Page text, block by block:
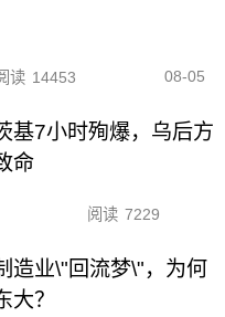
读 14453 08-05
基7小时殉爆，乌后方
命
阅读 7229
造业\"回流梦\"，为何
大？